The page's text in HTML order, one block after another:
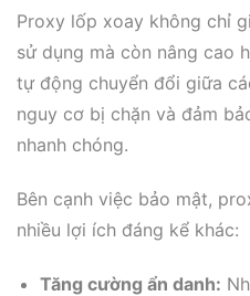
Proxy lốp xoay không chỉ
sử dụng mà còn nâng cao
tự động chuyển đổi giữa
nguy cơ bị chặn và đảm
nhanh chóng.
Bên cạnh việc bảo mật,
nhiều lợi ích đáng kể khác:
Tăng cường ẩn danh: